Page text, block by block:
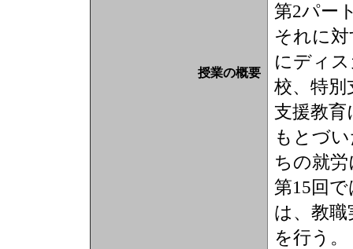
授業の概要
第2パー
それに
にディ
校、特別
支援教
もとづ
ちの就
第15回
は、教
を行う。